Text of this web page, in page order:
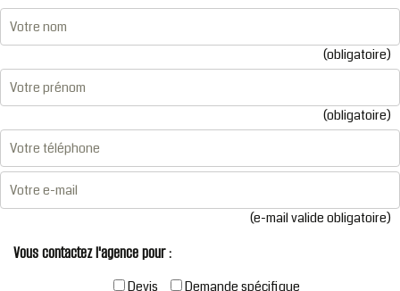
(obligatoire)
(obligatoire)
(e-mail valide obligatoire)
Vous contactez l'agence pour :
Devis Demande spécifique